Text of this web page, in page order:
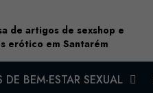
de artigos de sexshop e
erótico em Santarém
DE BEM-ESTAR SEXUAL